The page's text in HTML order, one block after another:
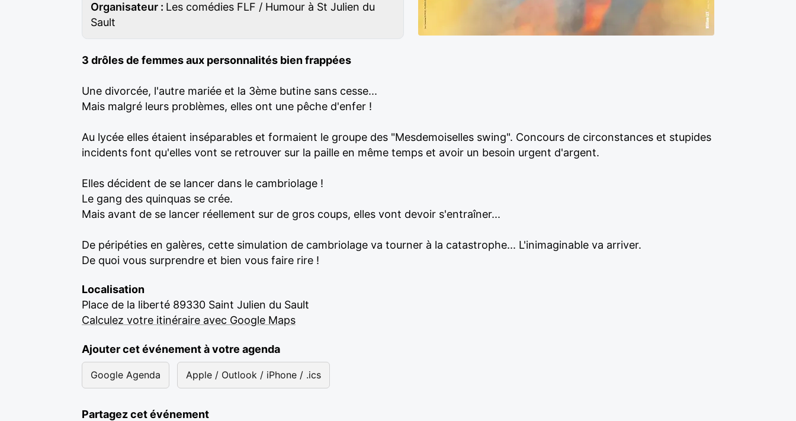
Organisateur : Les comédies FLF / Humour à St Julien du
Sault
3 drôles de femmes aux personnalités bien frappées
Une divorcée, l'autre mariée et la 3ème butine sans cesse...
Mais malgré leurs problèmes, elles ont une pêche d'enfer !
Au lycée elles étaient inséparables et formaient le groupe des "Mesdemoiselles swing". Concours de circonstances et stupides
incidents font qu'elles vont se retrouver sur la paille en même temps et avoir un besoin urgent d'argent.
Elles décident de se lancer dans le cambriolage !
Le gang des quinquas se crée.
Mais avant de se lancer réellement sur de gros coups, elles vont devoir s'entraîner...
De péripéties en galères, cette simulation de cambriolage va tourner à la catastrophe... L'inimaginable va arriver.
De quoi vous surprendre et bien vous faire rire !
Localisation
Place de la liberté 89330 Saint Julien du Sault
Calculez votre itinéraire avec Google Maps
Ajouter cet événement à votre agenda
Google Agenda Apple / Outlook / iPhone / .ics
Partagez cet événement